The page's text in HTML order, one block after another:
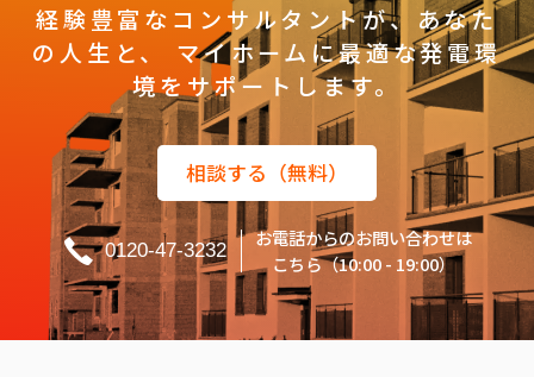
経験豊富なコンサルタントが、あなた
の人生と、
マイホームに最適な発電環
境をサポートします。
相談する（無料）
0120-47-3232
お電話からのお問い合わせは
こちら（10:00 - 19:00）